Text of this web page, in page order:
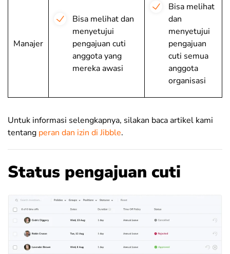
Manajer
Bisa melihat dan
menyetujui
pengajuan cuti
anggota yang
mereka awasi
Bisa melihat
dan
menyetujui
pengajuan
cuti semua
anggota
organisasi
Untuk informasi selengkapnya, silakan baca artikel kami
tentang peran dan izin di Jibble.
Status pengajuan cuti